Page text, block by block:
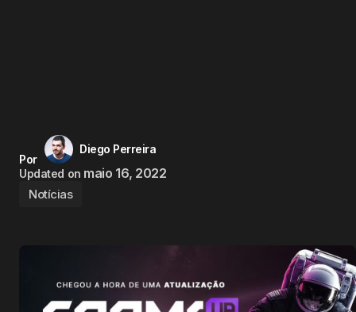
Por
Diego Perreira
Updated on maio 16, 2022
Notícias